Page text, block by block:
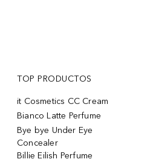
TOP PRODUCTOS
it Cosmetics CC Cream
Bianco Latte Perfume
Bye bye Under Eye
Concealer
Billie Eilish Perfume